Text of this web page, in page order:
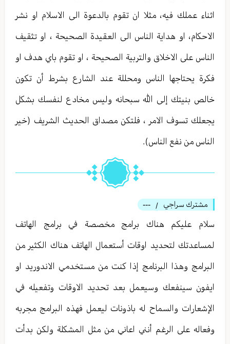
اثناء عملك فيه، مثلا ان تقوم بالدعوة الى الاسلام او نشر
الاحكام، او هداية الناس الى العقيدة الصحيحة ، او تثقيف
الناس على الاخلاق والتربية الصحيحة ، او تقوم باي هدف او
فكرة يحتاجها الناس ومحللة عند الشارع بشرط أن تكون
خالص بنيتك إلى الله سبحانه وليس مخادع لنفسك بشكل
يجعلك تسوف الامر ، فلتكن مصداق الحديث الشريف (خير
الناس من نفع الناس).
مشترك سراجي /
---
سلام عليكم هناك برامج مخصصة في برامج الهاتف
لمساعدتك لتحديد اوقات أستعمال الهاتف هناك الكثير من
البرامج وهذا البرنامج إذا كنت من مستخدمي الاندوريد او
ايفون سينفعك وسيعمل بعد تحديد الاوقات وتفعيله في
الإشعارات والسماح له باذونات ليعمل فهذه البرامج مجربه
وفعاله على الرغم أنني اعاني من مثل المشكلة ولكن بدأت